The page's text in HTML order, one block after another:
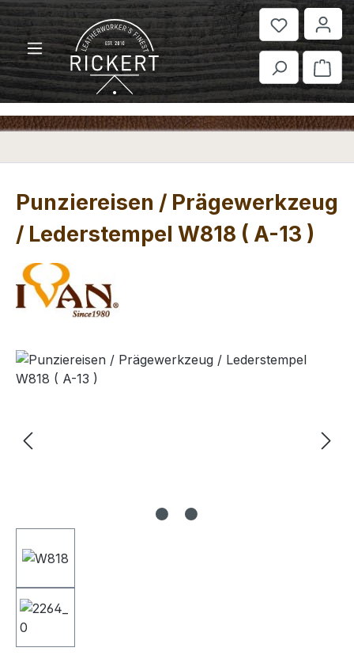
Zum Hauptinhalt springen
Punziereisen / Prägewerkzeug
/ Lederstempel W818 ( A-13 )
Bildergalerie überspringen